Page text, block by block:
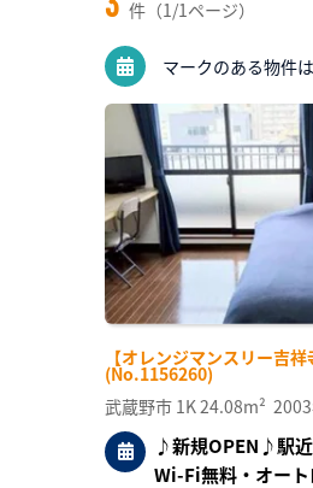
件（1/1ページ）
マークのある物件
【オレンジマンスリー吉祥
(No.1156260)
武蔵野市 1K24.08m²
♪新規OPEN♪駅近
Wi-Fi無料・オー